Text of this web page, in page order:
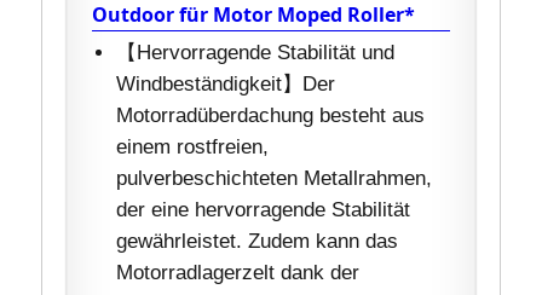
Outdoor für Motor Moped Roller*
【Hervorragende Stabilität und
Windbeständigkeit】Der
Motorradüberdachung besteht aus
einem rostfreien,
pulverbeschichteten Metallrahmen,
der eine hervorragende Stabilität
gewährleistet. Zudem kann das
Motorradlagerzelt dank der